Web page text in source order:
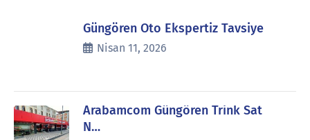
Güngören Oto Ekspertiz Tavsiye
Nisan 11, 2026
Arabamcom Güngören Trink Sat
N…